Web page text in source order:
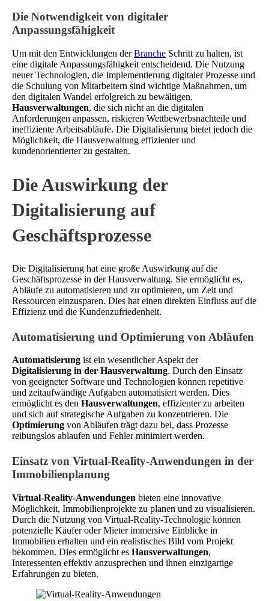
Die Notwendigkeit von digitaler
Anpassungsfähigkeit
Um mit den Entwicklungen derBranche Schritt zu halten, ist
eine digitale Anpassungsfähigkeit entscheidend. Die Nutzung
neuer Technologien, die Implementierung digitaler Prozesse und
die Schulung von Mitarbeitern sind wichtige Maßnahmen, um
den digitalen Wandel erfolgreich zu bewältigen.
Hausverwaltungen, die sich nicht an die digitalen
Anforderungen anpassen, riskieren Wettbewerbsnachteile und
ineffiziente Arbeitsabläufe. Die Digitalisierung bietet jedoch die
Möglichkeit, die Hausverwaltung effizienter und
kundenorientierter zu gestalten.
Die Auswirkung der
Digitalisierung auf
Geschäftsprozesse
Die Digitalisierung hat eine große Auswirkung auf die
Geschäftsprozesse in der Hausverwaltung. Sie ermöglicht es,
Abläufe zu automatisieren und zu optimieren, um Zeit und
Ressourcen einzusparen. Dies hat einen direkten Einfluss auf die
Effizienz und die Kundenzufriedenheit.
Automatisierung und Optimierung von Abläufen
Automatisierung ist ein wesentlicher Aspekt der
Digitalisierung in der Hausverwaltung. Durch den Einsatz
von geeigneter Software und Technologien können repetitive
und zeitaufwändige Aufgaben automatisiert werden. Dies
ermöglicht es den Hausverwaltungen, effizienter zu arbeiten
und sich auf strategische Aufgaben zu konzentrieren. Die
Optimierung von Abläufen trägt dazu bei, dass Prozesse
reibungslos ablaufen und Fehler minimiert werden.
Einsatz von Virtual-Reality-Anwendungen in der
Immobilienplanung
Virtual-Reality-Anwendungen bieten eine innovative
Möglichkeit, Immobilienprojekte zu planen und zu visualisieren.
Durch die Nutzung von Virtual-Reality-Technologie können
potenzielle Käufer oder Mieter immersive Einblicke in
Immobilien erhalten und ein realistisches Bild vom Projekt
bekommen. Dies ermöglicht es Hausverwaltungen,
Interessenten effektiv anzusprechen und ihnen einzigartige
Erfahrungen zu bieten.